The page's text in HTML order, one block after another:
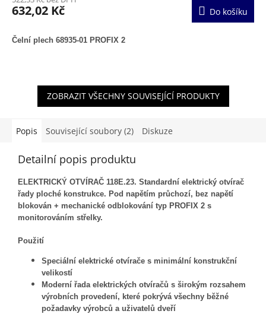
632,02 Kč Do košíku
Čelní plech 68935-01 PROFIX 2
ZOBRAZIT VŠECHNY SOUVISEJÍCÍ PRODUKTY
Popis Související soubory (2) Diskuze
Detailní popis produktu
ELEKTRICKÝ OTVÍRAČ 118E.23. Standardní elektrický otvírač
řady ploché konstrukce. Pod napětím průchozí, bez napětí
blokován + mechanické odblokování typ PROFIX 2 s
monitorováním střelky.
Použití
Speciální elektrické otvírače s minimální konstrukční
velikostí
Moderní řada elektrických otvíračů s širokým rozsahem
výrobních provedení, které pokrývá všechny běžné
požadavky výrobců a uživatelů dveří